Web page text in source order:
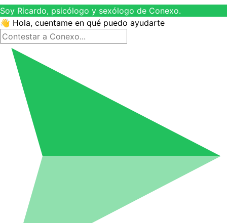
Soy Ricardo, psicólogo y sexólogo de Conexo.
👋 Hola, cuentame en qué puedo ayudarte